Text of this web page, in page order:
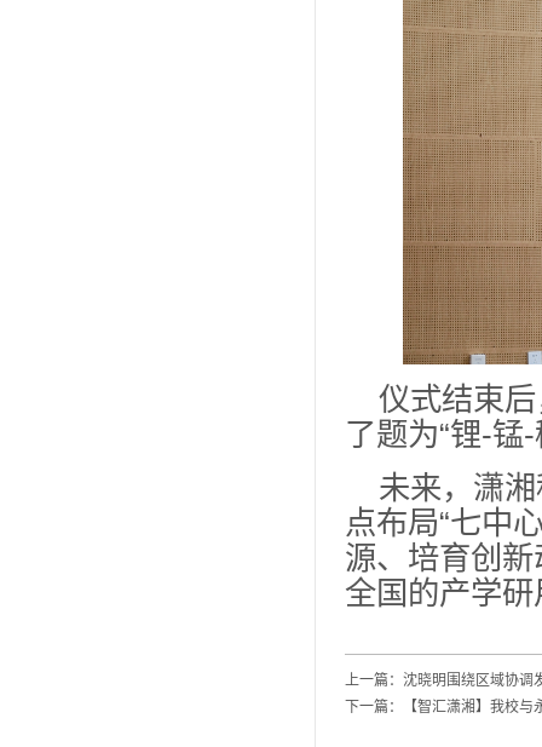
仪式结束
了题为“锂-锰
未来，潇
点布局“七中
源、培育创
全国的产学
上一篇： 沈晓明围绕区域协调
下一篇：
【智汇潇湘】我校